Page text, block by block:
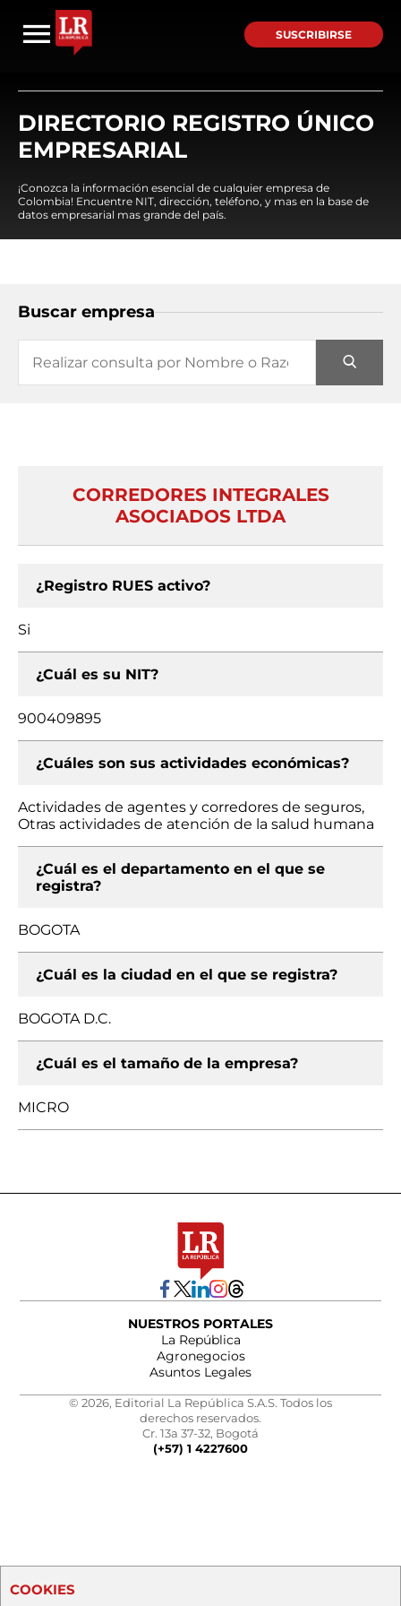
SUSCRIBIRSE
DIRECTORIO REGISTRO ÚNICO
EMPRESARIAL
¡Conozca la información esencial de cualquier empresa de
Colombia! Encuentre NIT, dirección, teléfono, y mas en la base de
datos empresarial mas grande del país.
Buscar empresa
CORREDORES INTEGRALES
ASOCIADOS LTDA
¿Registro RUES activo?
Si
¿Cuál es su NIT?
900409895
¿Cuáles son sus actividades económicas?
Actividades de agentes y corredores de seguros,
Otras actividades de atención de la salud humana
¿Cuál es el departamento en el que se
registra?
BOGOTA
¿Cuál es la ciudad en el que se registra?
BOGOTA D.C.
¿Cuál es el tamaño de la empresa?
MICRO
NUESTROS PORTALES
La República
Agronegocios
Asuntos Legales
© 2026, Editorial La República S.A.S. Todos los
derechos reservados.
Cr. 13a 37-32, Bogotá
(+57) 1 4227600
COOKIES